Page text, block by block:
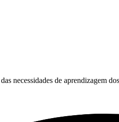
necessidades de aprendizagem